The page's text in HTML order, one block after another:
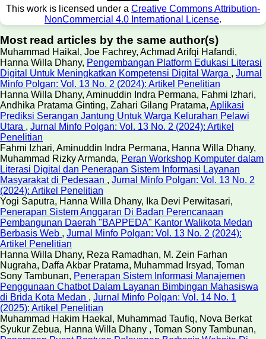
This work is licensed under a Creative Commons Attribution-
NonCommercial 4.0 International License.
Most read articles by the same author(s)
Muhammad Haikal, Joe Fachrey, Achmad Arifqi Hafandi,
Hanna Willa Dhany, Pengembangan Platform Edukasi Literasi
Digital Untuk Meningkatkan Kompetensi Digital Warga , Jurnal
Minfo Polgan: Vol. 13 No. 2 (2024): Artikel Penelitian
Hanna Willa Dhany, Aminuddin Indra Permana, Fahmi Izhari,
Andhika Pratama Ginting, Zahari Gilang Pratama, Aplikasi
Prediksi Serangan Jantung Untuk Warga Kelurahan Pelawi
Utara , Jurnal Minfo Polgan: Vol. 13 No. 2 (2024): Artikel
Penelitian
Fahmi Izhari, Aminuddin Indra Permana, Hanna Willa Dhany,
Muhammad Rizky Armanda, Peran Workshop Komputer dalam
Literasi Digital dan Penerapan Sistem Informasi Layanan
Masyarakat di Pedesaan , Jurnal Minfo Polgan: Vol. 13 No. 2
(2024): Artikel Penelitian
Yogi Saputra, Hanna Willa Dhany, Ika Devi Perwitasari,
Penerapan Sistem Anggaran Di Badan Perencanaan
Pembangunan Daerah "BAPPEDA" Kantor Walikota Medan
Berbasis Web , Jurnal Minfo Polgan: Vol. 13 No. 2 (2024):
Artikel Penelitian
Hanna Willa Dhany, Reza Ramadhan, M. Zein Farhan
Nugraha, Daffa Akbar Pratama, Muhammad Irsyad, Toman
Sony Tambunan, Penerapan Sistem Informasi Manajemen
Penggunaan Chatbot Dalam Layanan Bimbingan Mahasiswa
di Brida Kota Medan , Jurnal Minfo Polgan: Vol. 14 No. 1
(2025): Artikel Penelitian
Muhammad Hakim Haekal, Muhammad Taufiq, Nova Berkat
Syukur Zebua, Hanna Willa Dhany , Toman Sony Tambunan,